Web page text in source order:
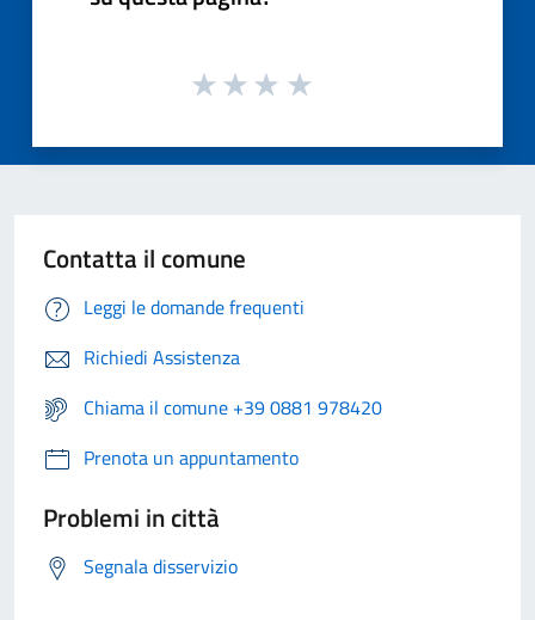
Contatta il comune
Leggi le domande frequenti
Richiedi Assistenza
Chiama il comune +39 0881 978420
Prenota un appuntamento
Problemi in città
Segnala disservizio